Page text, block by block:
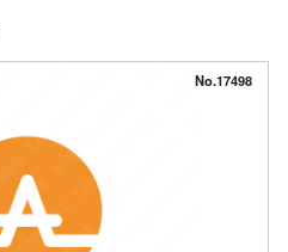
No.17498